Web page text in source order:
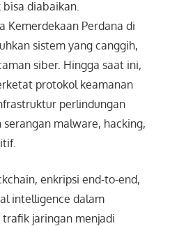
diabaikan.
Kemerdekaan Perdana di
sistem yang canggih,
siber. Hingga saat ini,
protokol keamanan
perlindungan
malware, hacking,
enkripsi end-to-end,
intelligence dalam
jaringan menjadi